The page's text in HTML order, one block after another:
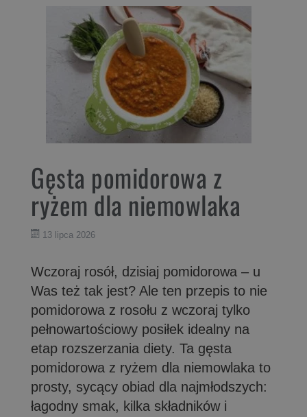
Gęsta pomidorowa z
ryżem dla niemowlaka
13 lipca 2026
Wczoraj rosół, dzisiaj pomidorowa – u
Was też tak jest? Ale ten przepis to nie
pomidorowa z rosołu z wczoraj tylko
pełnowartościowy posiłek idealny na
etap rozszerzania diety. Ta gęsta
pomidorowa z ryżem dla niemowlaka to
prosty, sycący obiad dla najmłodszych:
łagodny smak, kilka składników i